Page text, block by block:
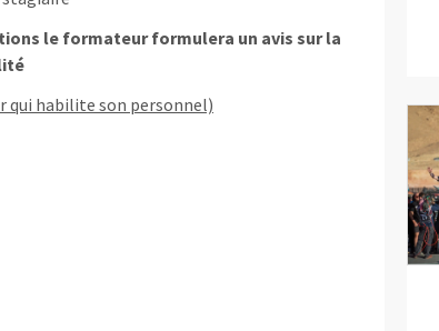
le formateur formulera un avis sur la
qui habilite son personnel)